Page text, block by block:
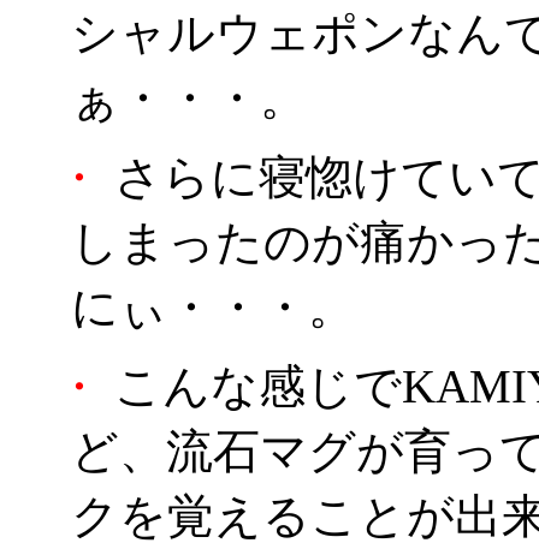
シャルウェポンなん
ぁ・・・。
・
さらに寝惚けてい
しまったのが痛かっ
にぃ・・・。
・
こんな感じで
ど、流石マグが育っ
クを覚えることが出